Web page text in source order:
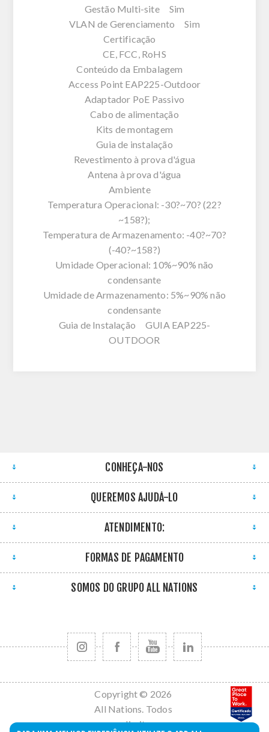
Gestão Multi-site Sim
VLAN de Gerenciamento Sim
Certificação
CE, FCC, RoHS
Conteúdo da Embalagem
Access Point EAP225-Outdoor
Adaptador PoE Passivo
Cabo de alimentação
Kits de montagem
Guia de instalação
Revestimento à prova d'água
Antena à prova d'água
Ambiente
Temperatura Operacional: -30?~70? (22?
~158?);
Temperatura de Armazenamento: -40?~70?
(-40?~158?)
Umidade Operacional: 10%~90% não
condensante
Umidade de Armazenamento: 5%~90% não
condensante
Guia de Instalação GUIA EAP225-
OUTDOOR
CONHEÇA-NOS
QUEREMOS AJUDÁ-LO
ATENDIMENTO:
FORMAS DE PAGAMENTO
SOMOS DO GRUPO ALL NATIONS
Copyright © 2026
All Nations. Todos
os direitos